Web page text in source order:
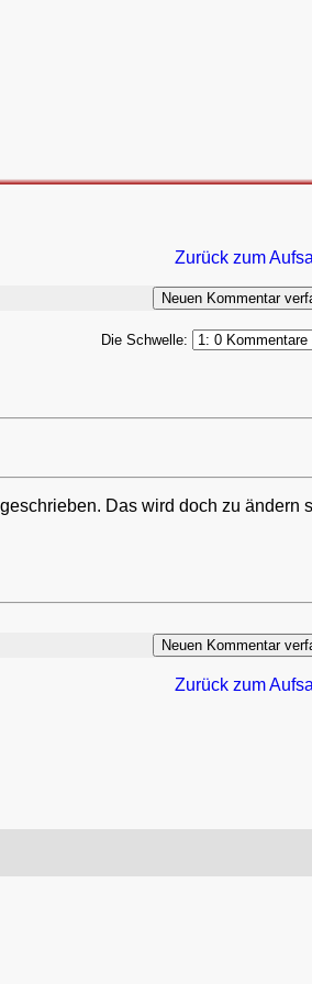
Zurück zum
Die Schwelle:
Das wird doch zu ändern
Zurück zum